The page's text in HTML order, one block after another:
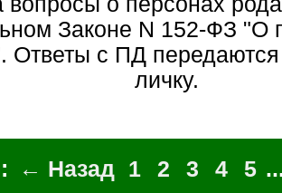
Законе N 152-ФЗ "О
Ответы с ПД передаются
личку.
← Назад 1 2 3 4 5